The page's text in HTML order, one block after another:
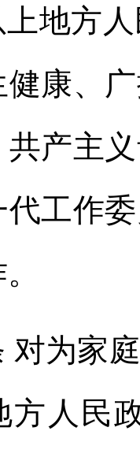
地方
康、
共产主
代工作
对为家
方人民